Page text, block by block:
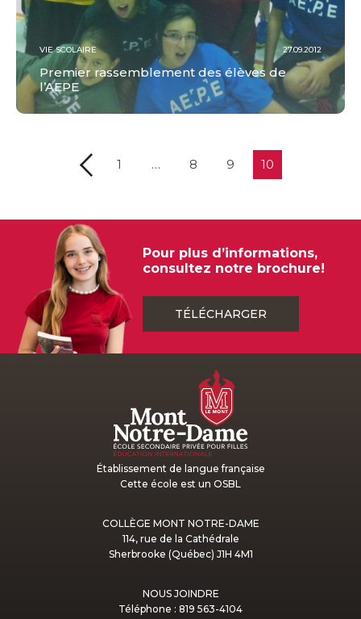
VIE SCOLAIRE 27.09.2012
Premier rassemblement des élèves de
l’AEPE
1 … 8 9 10
Pour plus d’informations,
consultez notre brochure!
TÉLÉCHARGER
Établissement de langue française
Cette école est un OSBL
COLLÈGE MONT NOTRE-DAME
114, rue de la Cathédrale
Sherbrooke (Québec) J1H 4M1
NOUS JOINDRE
Téléphone : 819 563-4104